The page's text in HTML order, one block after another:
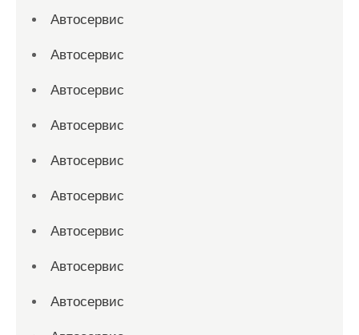
Автосервис
Автосервис
Автосервис
Автосервис
Автосервис
Автосервис
Автосервис
Автосервис
Автосервис